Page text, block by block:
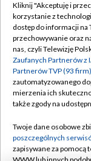
Abonament TVP
Emisja w TVP
Centrum
Naziemna
Rada
System NOS
Kliknij "Akceptuję i
korzystanie z
dostęp do informacji
przechowywanie oraz
nas, czyli Telewizję
Zaufanych Partnerów z
Partnerów TVP (93 firm)
zautomatyzowanego
mierzenia ich
także zgody na
Twoje dane osobowe
poszczególnych
zapisywane za pomocą